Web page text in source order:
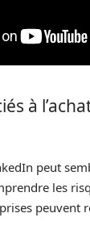
à
peut
les
peuvent